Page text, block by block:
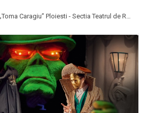
Caragiu” Ploiesti - Sectia Teatrul de Revista „Majestic”